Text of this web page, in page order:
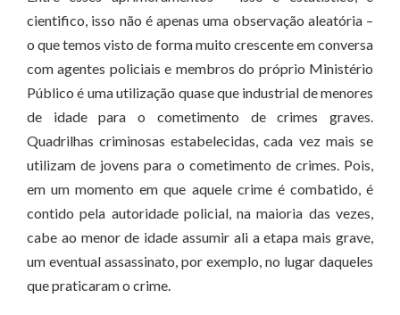
cientifico, isso não é apenas uma observação aleatória –
o que temos visto de forma muito crescente em conversa
com agentes policiais e membros do próprio Ministério
Público é uma utilização quase que industrial de menores
de idade para o cometimento de crimes graves.
Quadrilhas criminosas estabelecidas, cada vez mais se
utilizam de jovens para o cometimento de crimes. Pois,
em um momento em que aquele crime é combatido, é
contido pela autoridade policial, na maioria das vezes,
cabe ao menor de idade assumir ali a etapa mais grave,
um eventual assassinato, por exemplo, no lugar daqueles
que praticaram o crime.